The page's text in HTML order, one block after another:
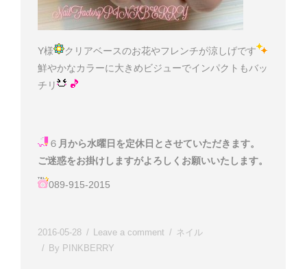
Y様
クリアベースのお花やフレンチが涼しげです
鮮やかなカラーに大きめビジューでインパクトもバッ
チリ
６ 月から水曜日を定休日とさせていただきます。
ご迷惑をお掛けしますがよろしくお願いいたします。
089-915-2015
2016-05-28 Leave a comment
ネイル
By PINKBERRY